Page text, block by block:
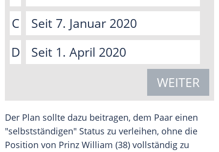
C
Seit 7. Januar 2020
D
Seit 1. April 2020
WEITER
Der Plan sollte dazu beitragen, dem Paar einen
"selbstständigen" Status zu verleihen, ohne die
Position von Prinz William (38) vollständig zu